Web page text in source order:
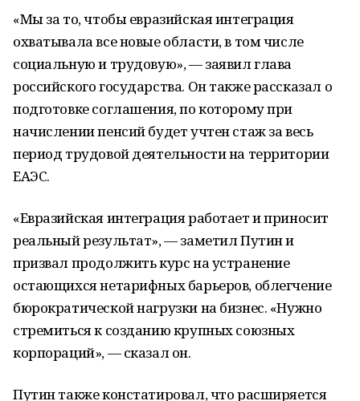
«Мы за то, чтобы евразийская интеграция
охватывала все новые области, в том числе
социальную и трудовую», — заявил глава
российского государства. Он также рассказал о
подготовке соглашения, по которому при
начислении пенсий будет учтен стаж за весь
период трудовой деятельности на территории
ЕАЭС.
«Евразийская интеграция работает и приносит
реальный результат», — заметил Путин и
призвал продолжить курс на устранение
остающихся нетарифных барьеров, облегчение
бюрократической нагрузки на бизнес. «Нужно
стремиться к созданию крупных союзных
корпораций», — сказал он.
Путин также констатировал, что расширяется